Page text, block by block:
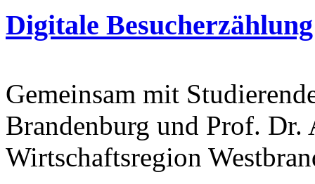
Digitale
Gemeinsam mit
Brandenburg und Prof. Dr.
Wirtschaftsregion